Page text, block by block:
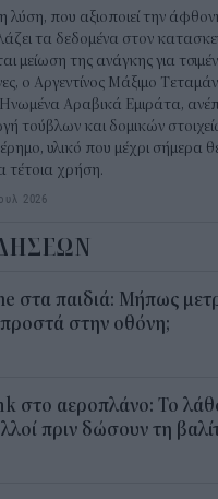
που αξιοποιεί την
τα δεδομένα στον
μείωση της ανάγκης για
ο Αργεντίνος Μάξιμο
Αραβικά Εμιράτα,
τούβλων και δομικών
υλικό που μέχρι σήμερα
τέτοια χρήση.
2026
στα παιδιά: Μήπως
στην οθόνη;
στο αεροπλάνο: Το
πριν δώσουν τη